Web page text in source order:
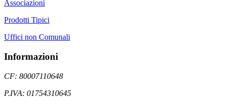
Associazioni
Prodotti Tipici
Uffici non Comunali
Informazioni
CF: 80007110648
P.IVA: 01754310645